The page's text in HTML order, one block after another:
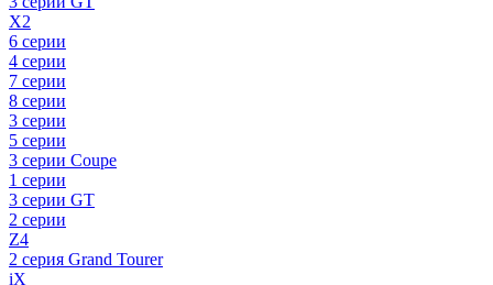
X2
6 серии
4 серии
7 серии
8 серии
3 серии
5 серии
3 серии Coupe
1 серии
3 серии GT
2 серии
Z4
2 серия Grand Tourer
iX